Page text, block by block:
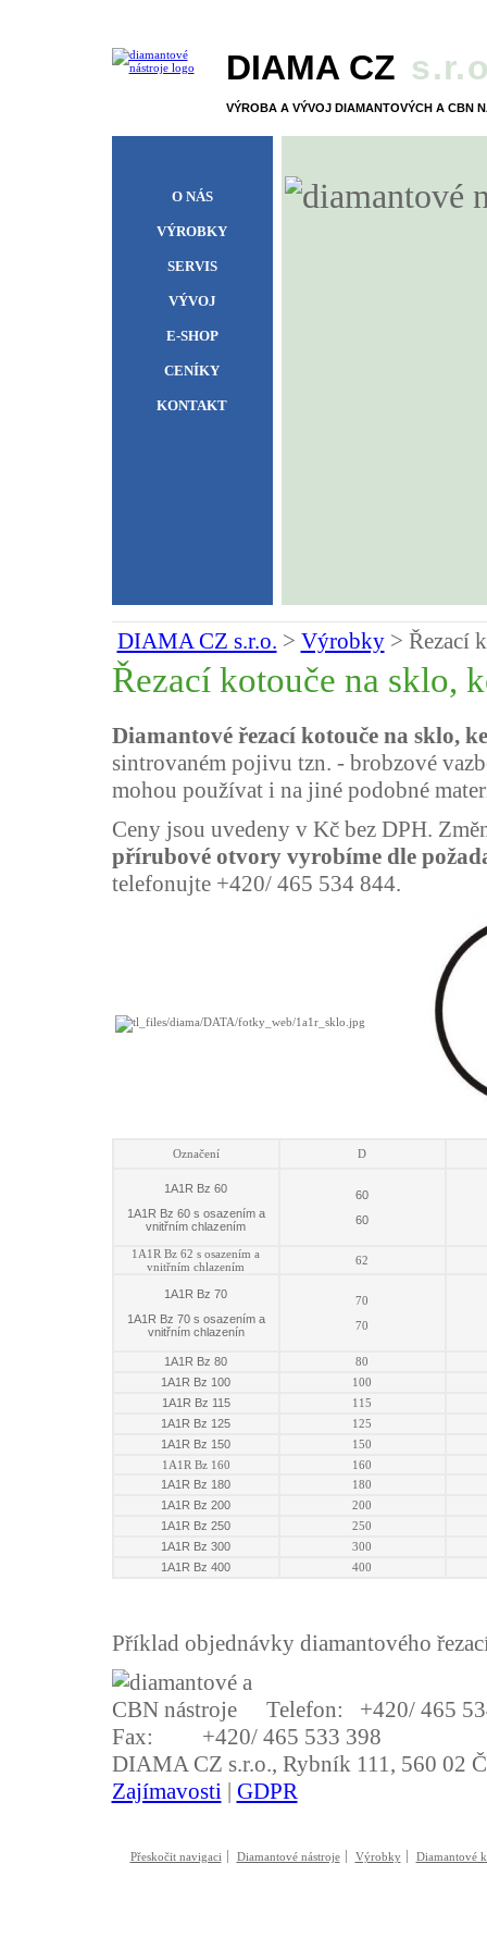
DIAMA CZ
VÝROBA A VÝVOJ DIAMANTOVÝCH A CBN
O NÁS
VÝROBKY
SERVIS
VÝVOJ
E-SHOP
CENÍKY
KONTAKT
DIAMA CZ s.r.o. > Výrobky> Řezací
Řezací kotouče na sklo,
Diamantové řezací kotouče na sklo,
sintrovaném pojivu tzn. - brobzové
mohou používat i na jiné podobné
Ceny jsou uvedeny v Kč bez DPH.
přírubové otvory vyrobíme dle
telefonujte +420/ 465 534 844.
Označení D
1A1R Bz 60
1A1R Bz 60 s osazením a
vnitřním chlazením
60
60
1A1R Bz 62 s osazením a
vnitřním chlazením
62
1A1R Bz 70
1A1R Bz 70 s osazením a
vnitřním chlazenín
70
70
1A1R Bz 80
80
1A1R Bz 100
100
1A1R Bz 115
115
1A1R Bz 125
125
1A1R Bz 150
150
1A1R Bz 160
160
1A1R Bz 180
180
1A1R Bz 200
200
1A1R Bz 250
250
1A1R Bz 300
300
1A1R Bz 400
400
Příklad objednávky diamantového
Telefon: +420/ 465
Fax: +420/ 465 533 398
DIAMA CZ s.r.o., Rybník 111, 560 02
Zajímavosti| GDPR
Přeskočit navigaci Diamantové nástroje Výrobky Diamantové